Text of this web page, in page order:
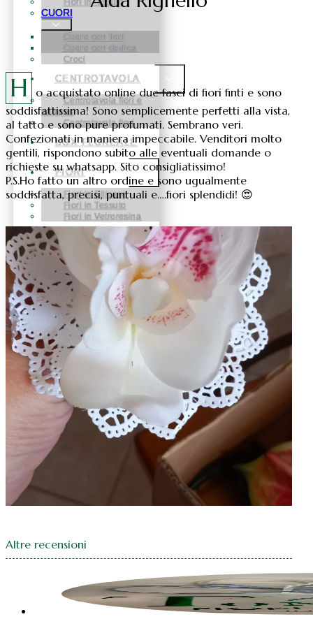
Fiori in tessuto
CUORI
Cuore con fiori
Cuore con dedica
Croci
CENTROTAVOLA
Centrotavola fiori e
pampas
Centrotavola fiori
BOX FLOREALE
FIORI
Fiori in Silicone
Fiori in Tessuto
Fiori in Vetroresina
ROSE
STABILIZZATE
NATALE
Natale Alberelli
Natale palline
Natale fiocchi
Natale centrotavola
Natale decorazioni
Altre recensioni
H
o acquistato online due fasci di fiori finti e sono
soddisfattissima! Sono semplicemente perfetti alla vista,
al tatto e sono pure profumati. Sembrano veri.
Confezionati in maniera impeccabile. Venditori molto
gentili, rispondono subito alle eventuali domande o
richieste su whatsapp. Sito consigliatissimo!
P.S.Ho fatto un altro ordine e sono ugualmente
soddisfatta, precisi, puntuali e….fiori splendidi! 😍